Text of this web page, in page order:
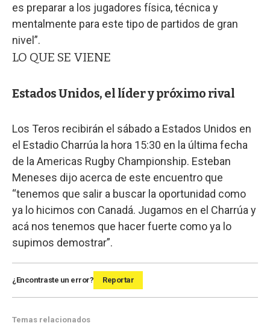
es preparar a los jugadores física, técnica y
mentalmente para este tipo de partidos de gran
nivel”.
LO QUE SE VIENE
Estados Unidos, el líder y próximo rival
Los Teros recibirán el sábado a Estados Unidos en
el Estadio Charrúa la hora 15:30 en la última fecha
de la Americas Rugby Championship. Esteban
Meneses dijo acerca de este encuentro que
“tenemos que salir a buscar la oportunidad como
ya lo hicimos con Canadá. Jugamos en el Charrúa y
acá nos tenemos que hacer fuerte como ya lo
supimos demostrar”.
¿Encontraste un error? Reportar
Temas relacionados